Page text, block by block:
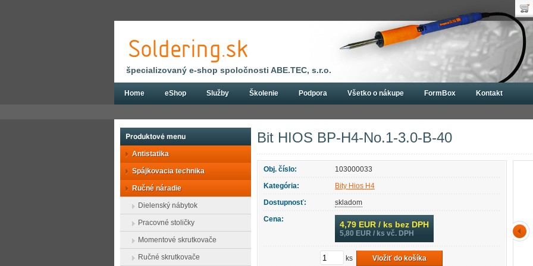
Bit HIOS BP-H4-No.1-3.0-B-40
Obj. číslo:
103000033
Kategória:
Bity Hios H4
Dostupnosť:
skladom
Cena:
4,79 EUR / ks bez DPH
5,80 EUR / ks vč. DPH
ks Vložiť do košíka
Produktové menu
Antistatika
Spájkovacia technika
Ručné náradie
Dielenský nábytok
Pracovné stoličky
Momentové skrutkovače
Ručné skrutkovače
špecializovaný e-shop spoločnosti ABE.TEC, s.r.o.
Home eShop Služby Školenie Podpora Všetko o nákupe FormBox Kontakt